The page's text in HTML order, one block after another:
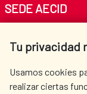
Tu privacidad
Usamos cookies
realizar ciertas
SEDE AECID
Tel. +34 900 20 30